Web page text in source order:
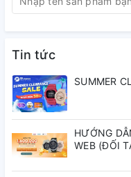
Bảo hành quốc tế:
Bảo hành TP-
Watch:
Tin tức
SUMMER
HƯỚNG
WEB (ĐỐI